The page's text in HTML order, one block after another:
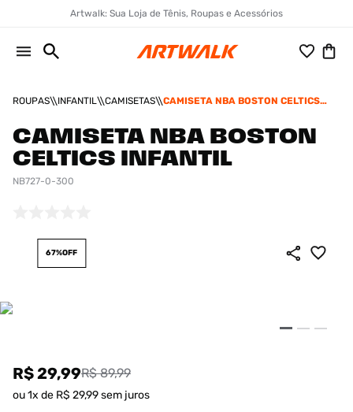
Artwalk: Sua Loja de Tênis, Roupas e Acessórios
ROUPAS INFANTIL CAMISETAS
CAMISETA NBA BOSTON CELTICS
CAMISETA NBA BOSTON
CELTICS INFANTIL
NB727-0-300
67%OFF
R$ 29,99R$ 89,99
ou1x de R$ 29,99sem juros